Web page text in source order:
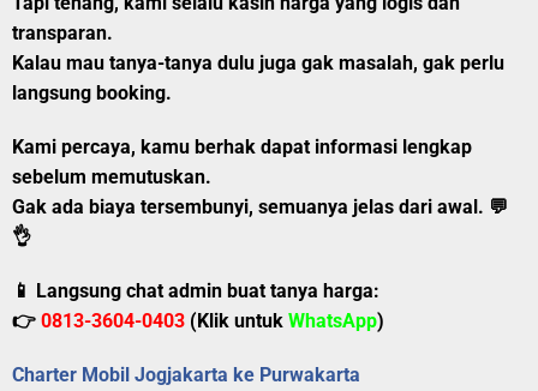
transparan.
Kalau mau tanya-tanya dulu juga gak masalah, gak perlu
langsung booking.
Kami percaya, kamu berhak dapat informasi lengkap
sebelum memutuskan.
Gak ada biaya tersembunyi, semuanya jelas dari awal. 💬
👌
📱 Langsung chat admin buat tanya harga:
👉 0813-3604-0403 (Klik untuk WhatsApp)
Charter Mobil Jogjakarta ke Purwakarta